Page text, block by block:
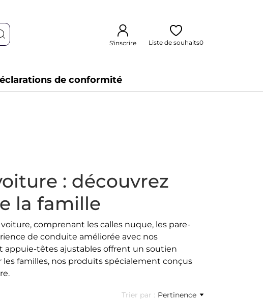
S'inscrire Liste de souhaits0
de conformité
: découvrez
la famille
comprenant les calles nuque, les pare-
de conduite améliorée avec nos
appuie-têtes ajustables offrent un soutien
familles, nos produits spécialement conçus
Trier par : Pertinence